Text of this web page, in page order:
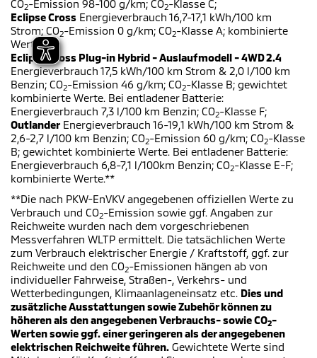
CO2-Emission 98-100 g/km; CO2-Klasse C;
Eclipse Cross Energieverbrauch 16,7-17,1 kWh/100 km
Strom; CO2-Emission 0 g/km; CO2-Klasse A; kombinierte
Werte.
Eclipse Cross Plug-in Hybrid - Auslaufmodell - 4WD 2.4
Energieverbrauch 17,5 kWh/100 km Strom & 2,0 l/100 km
Benzin; CO2-Emission 46 g/km; CO2-Klasse B; gewichtet
kombinierte Werte. Bei entladener Batterie:
Energieverbrauch 7,3 l/100 km Benzin; CO2-Klasse F;
Outlander Energieverbrauch 16-19,1 kWh/100 km Strom &
2,6-2,7 l/100 km Benzin; CO2-Emission 60 g/km; CO2-Klasse
B; gewichtet kombinierte Werte. Bei entladener Batterie:
Energieverbrauch 6,8-7,1 l/100km Benzin; CO2-Klasse E-F;
kombinierte Werte.**
**Die nach PKW-EnVKV angegebenen offiziellen Werte zu
Verbrauch und CO2-Emission sowie ggf. Angaben zur
Reichweite wurden nach dem vorgeschriebenen
Messverfahren WLTP ermittelt. Die tatsächlichen Werte
zum Verbrauch elektrischer Energie / Kraftstoff, ggf. zur
Reichweite und den CO2-Emissionen hängen ab von
individueller Fahrweise, Straßen-, Verkehrs- und
Wetterbedingungen, Klimaanlageneinsatz etc. Dies und
zusätzliche Ausstattungen sowie Zubehör können zu
höheren als den angegebenen Verbrauchs- sowie CO2-
Werten sowie ggf. einer geringeren als der angegebenen
elektrischen Reichweite führen. Gewichtete Werte sind